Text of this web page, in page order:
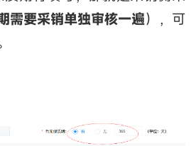
需要采销单独审核一遍），可